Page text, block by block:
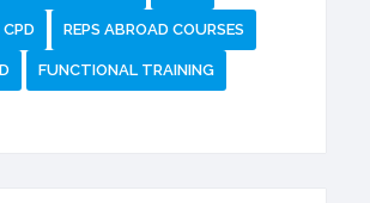
REPS ABROAD COURSES
FUNCTIONAL TRAINING